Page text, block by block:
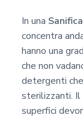
In una
concentra
hanno una
che non
detergenti
sterilizzanti. Il
superfici